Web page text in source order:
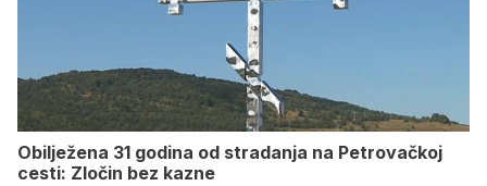
Obilježena 31 godina od stradanja na Petrovačkoj
cesti: Zločin bez kazne